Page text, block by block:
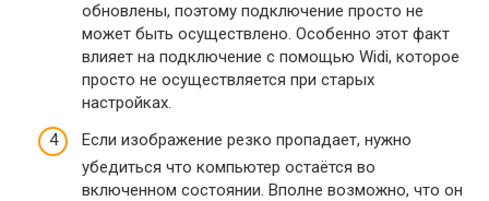
обновлены, поэтому подключение просто не
может быть осуществлено. Особенно этот факт
влияет на подключение с помощью Widi, которое
просто не осуществляется при старых
настройках.
Если изображение резко пропадает, нужно
убедиться что компьютер остаётся во
включенном состоянии. Вполне возможно, что он